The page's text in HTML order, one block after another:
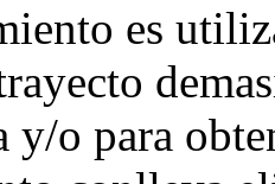
es
y/o para